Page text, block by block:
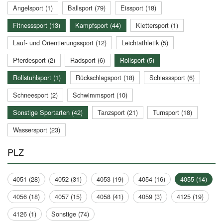
Angelsport (1) Ballsport (79)
Eissport (18)
Fitnesssport (13)
Kampfsport (44)
Klettersport (1)
Lauf- und Orientierungssport (12)
Leichtathletik (5)
Pferdesport (2)
Radsport (6)
Rollsport (5)
Rollstuhlsport (1)
Rückschlagsport (18)
Schiesssport (6)
Schneesport (2)
Schwimmsport (10)
Sonstige Sportarten (42)
Tanzsport (21)
Turnsport (18)
Wassersport (23)
PLZ
4051 (28) 4052 (31) 4053 (19) 4054 (16)
4055 (14)
4056 (18)
4057 (15) 4058 (41) 4059 (3)
4125 (19)
4126 (1)
Sonstige (74)